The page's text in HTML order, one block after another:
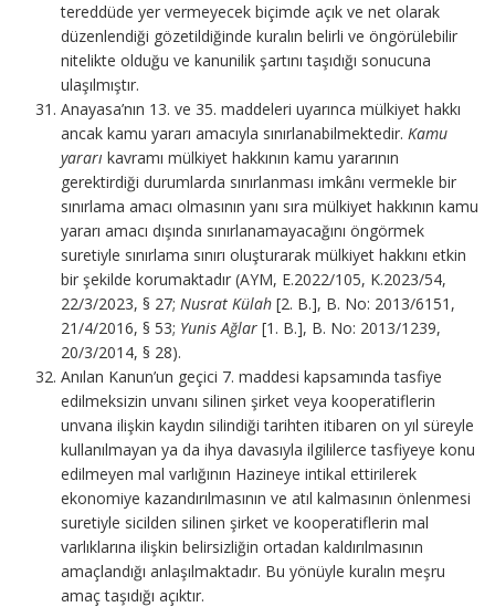
tereddüde yer vermeyecek biçimde açık ve net olarak
düzenlendiği gözetildiğinde kuralın belirli ve öngörülebilir
nitelikte olduğu ve kanunilik şartını taşıdığı sonucuna
ulaşılmıştır.
Anayasa’nın 13. ve 35. maddeleri uyarınca mülkiyet hakkı
ancak kamu yararı amacıyla sınırlanabilmektedir. Kamu
yararı kavramı mülkiyet hakkının kamu yararının
gerektirdiği durumlarda sınırlanması imkânı vermekle bir
sınırlama amacı olmasının yanı sıra mülkiyet hakkının kamu
yararı amacı dışında sınırlanamayacağını öngörmek
suretiyle sınırlama sınırı oluşturarak mülkiyet hakkını etkin
bir şekilde korumaktadır (AYM, E.2022/105, K.2023/54,
22/3/2023, § 27; Nusrat Külah [2. B.], B. No: 2013/6151,
21/4/2016, § 53; Yunis Ağlar [1. B.], B. No: 2013/1239,
20/3/2014, § 28).
Anılan Kanun’un geçici 7. maddesi kapsamında tasfiye
edilmeksizin unvanı silinen şirket veya kooperatiflerin
unvana ilişkin kaydın silindiği tarihten itibaren on yıl süreyle
kullanılmayan ya da ihya davasıyla ilgililerce tasfiyeye konu
edilmeyen mal varlığının Hazineye intikal ettirilerek
ekonomiye kazandırılmasının ve atıl kalmasının önlenmesi
suretiyle sicilden silinen şirket ve kooperatiflerin mal
varlıklarına ilişkin belirsizliğin ortadan kaldırılmasının
amaçlandığı anlaşılmaktadır. Bu yönüyle kuralın meşru
amaç taşıdığı açıktır.